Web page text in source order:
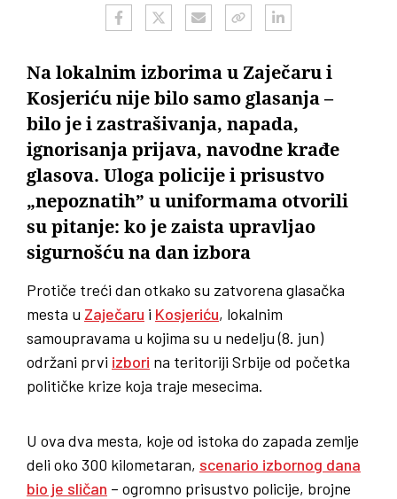
Na lokalnim izborima u Zaječaru i
Kosjeriću nije bilo samo glasanja –
bilo je i zastrašivanja, napada,
ignorisanja prijava, navodne krađe
glasova. Uloga policije i prisustvo
„nepoznatih” u uniformama otvorili
su pitanje: ko je zaista upravljao
sigurnošću na dan izbora
Protiče treći dan otkako su zatvorena glasačka
mesta u Zaječaru i Kosjeriću, lokalnim
samoupravama u kojima su u nedelju (8. jun)
održani prvi izbori na teritoriji Srbije od početka
političke krize koja traje mesecima.
U ova dva mesta, koje od istoka do zapada zemlje
deli oko 300 kilometaran, scenario izbornog dana
bio je sličan – ogromno prisustvo policije, brojne